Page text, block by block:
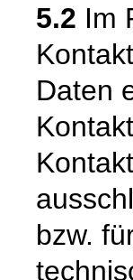
5.2 Im
Daten
bzw.